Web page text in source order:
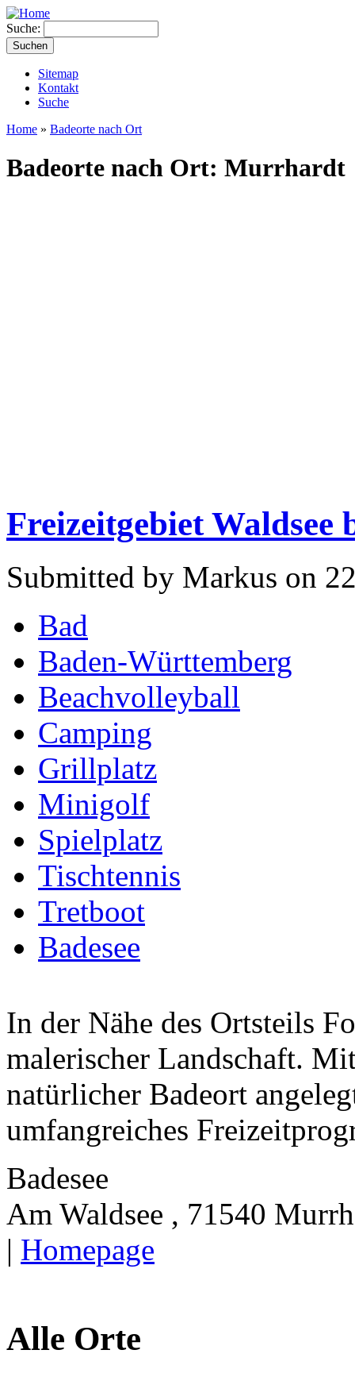
Suche:
Sitemap
Kontakt
Suche
Home » Badeorte nach Ort
Badeorte nach Ort: Murrhardt
Freizeitgebiet
Submitted by Markus on
Bad
Baden-Württemberg
Beachvolleyball
Camping
Grillplatz
Minigolf
Spielplatz
Tischtennis
Tretboot
Badesee
In der Nähe des Ortsteils
malerischer Landschaft.
natürlicher Badeort
umfangreiches
Badesee
Am Waldsee , 71540
| Homepage
Alle Orte